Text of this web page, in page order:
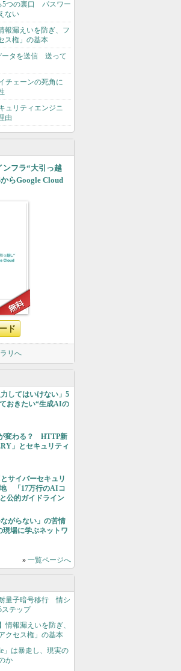
5つの裏口 パスワー
ない
報漏えいを防ぎ、フ
ス権」の基本
ータを送信 送って
チェーンの死角に
ュリティエンジニ
由
ンフラ“大引っ越
らGoogle Cloud
ド
リへ
してはいけない」5
おきたい“生成AIの
変わる？ HTTP新
」とセキュリティ
サイバーセキュリ
「17万行のAIコ
公的ガイドライン
がらない」の苦情
場に学ぶネットワ
» 一覧ページへ
量子暗号移行 情シ
ステップ
情報漏えいを防ぎ、
クセス権」の基本
」は暴走し、現実の
か